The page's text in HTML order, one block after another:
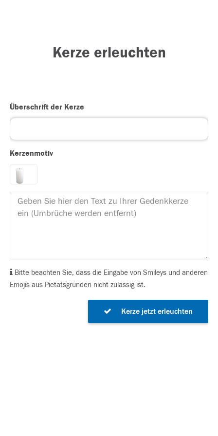
Kerze erleuchten
Überschrift der Kerze
Kerzenmotiv
Bitte beachten Sie, dass die Eingabe von Smileys und anderen
Emojis aus Pietätsgründen nicht zulässig ist.
Kerze jetzt erleuchten